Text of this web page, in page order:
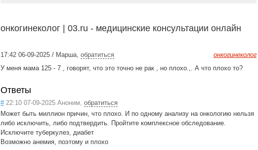
онкогинеколог | 03.ru - медицинские консультации онлайн
онкогинеколог
17:42 06-09-2025 / Марша, обратиться
У меня мама 125 - 7 , говорят, что это точно не рак , но плохо.,. А что плохо то?
Ответы
#22:10 07-09-2025 Аноним, обратиться
Может быть миллион причин, что плохо. И по одному анализу на онкологию нельзя
либо исключить, либо подтвердить. Пройтите комплексное обследование.
Исключите туберкулез, диабет
Возможно анемия, поэтому и плохо